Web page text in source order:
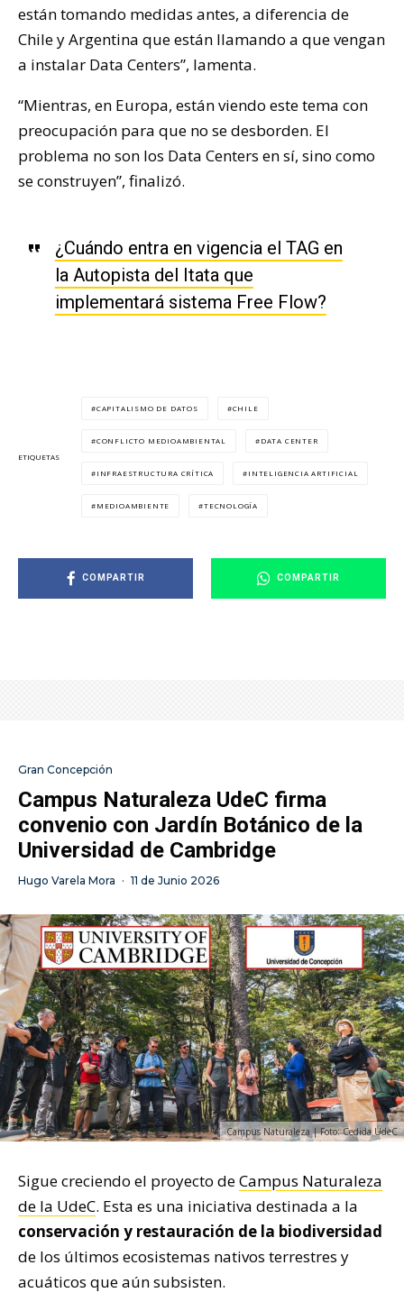
están tomando medidas antes, a diferencia de
Chile y Argentina que están llamando a que vengan
a instalar Data Centers”, lamenta.
“Mientras, en Europa, están viendo este tema con
preocupación para que no se desborden. El
problema no son los Data Centers en sí, sino como
se construyen”, finalizó.
¿Cuándo entra en vigencia el TAG en
la Autopista del Itata que
implementará sistema Free Flow?
ETIQUETAS
CAPITALISMO DE DATOS CHILE
CONFLICTO MEDIOAMBIENTAL DATA CENTER
INFRAESTRUCTURA CRÍTICA INTELIGENCIA ARTIFICIAL
MEDIOAMBIENTE TECNOLOGÍA
COMPARTIR COMPARTIR
Gran Concepción
Campus Naturaleza UdeC firma
convenio con Jardín Botánico de la
Universidad de Cambridge
Hugo Varela Mora · 11 de Junio 2026
Campus Naturaleza | Foto: Cedida UdeC
Sigue creciendo el proyecto deCampus Naturaleza
de la UdeC. Esta es una iniciativa destinada a la
conservación y restauración de la biodiversidad
de los últimos ecosistemas nativos terrestres y
acuáticos que aún subsisten.